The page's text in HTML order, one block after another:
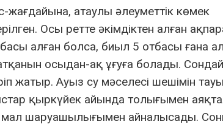
атаулы әлеуметтік көмек
Осы ретте әкімдіктен алған
алған болса, биыл 5 отбасы ғана
осыдан-ақ ұғуға болады.
жатыр. Ауыз су мәселесі шешімін
қыркүйек айында толығымен
мал шаруашылығымен айналысады.